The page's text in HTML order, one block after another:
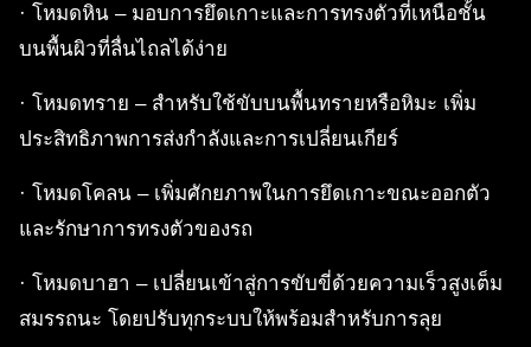
· โหมดหิน – มอบการยึดเกาะและการทรงตัวที่เหนือชั้น
บนพื้นผิวที่ลื่นไถลได้ง่าย
· โหมดทราย – สำหรับใช้ขับบนพื้นทรายหรือหิมะ เพิ่ม
ประสิทธิภาพการส่งกำลังและการเปลี่ยนเกียร์
· โหมดโคลน – เพิ่มศักยภาพในการยึดเกาะขณะออกตัว
และรักษาการทรงตัวของรถ
· โหมดบาฮา – เปลี่ยนเข้าสู่การขับขี่ด้วยความเร็วสูงเต็ม
สมรรถนะ โดยปรับทุกระบบให้พร้อมสำหรับการลุย